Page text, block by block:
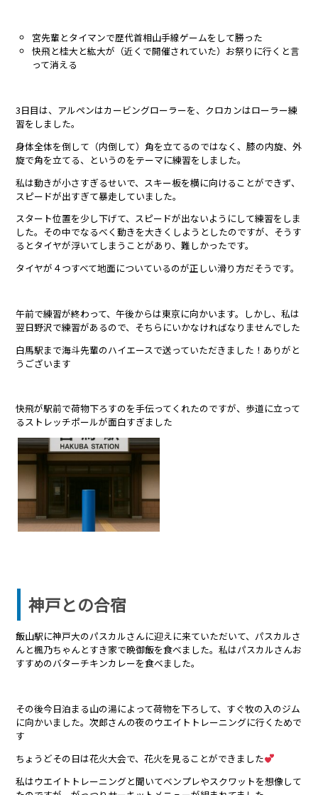
宮先輩とタイマンで歴代首相山手線ゲームをして勝った
快飛と桂大と紘大が（近くで開催されていた）お祭りに行くと言
って消える
3日目は、アルペンはカービングローラーを、クロカンはローラー練
習をしました。
身体全体を倒して（内倒して）角を立てるのではなく、膝の内旋、外
旋で角を立てる、というのをテーマに練習をしました。
私は動きが小さすぎるせいで、スキー板を横に向けることができず、
スピードが出すぎて暴走していました。
スタート位置を少し下げて、スピードが出ないようにして練習をしま
した。その中でなるべく動きを大きくしようとしたのですが、そうす
るとタイヤが浮いてしまうことがあり、難しかったです。
タイヤが４つすべて地面についているのが正しい滑り方だそうです。
午前で練習が終わって、午後からは東京に向かいます。しかし、私は
翌日野沢で練習があるので、そちらにいかなければなりませんでした
白馬駅まで海斗先輩のハイエースで送っていただきました！ありがと
うございます
快飛が駅前で荷物下ろすのを手伝ってくれたのですが、歩道に立って
るストレッチポールが面白すぎました
神戸との合宿
飯山駅に神戸大のパスカルさんに迎えに来ていただいて、パスカルさ
んと楓乃ちゃんとすき家で晩御飯を食べました。私はパスカルさんお
すすめのバターチキンカレーを食べました。
その後今日泊まる山の湯によって荷物を下ろして、すぐ牧の入のジム
に向かいました。次郎さんの夜のウエイトトレーニングに行くためで
す
ちょうどその日は花火大会で、花火を見ることができました
私はウエイトトレーニングと聞いてベンプレやスクワットを想像して